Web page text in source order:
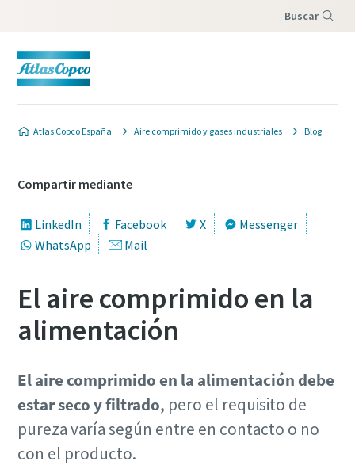
Buscar
Atlas Copco España Aire comprimido y gases industriales Blog
Compartir mediante
LinkedIn Facebook X
Messenger
WhatsApp
Mail
El aire comprimido en la
alimentación
El aire comprimido en la alimentación debe
estar seco y filtrado, pero el requisito de
pureza varía según entre en contacto o no
con el producto.